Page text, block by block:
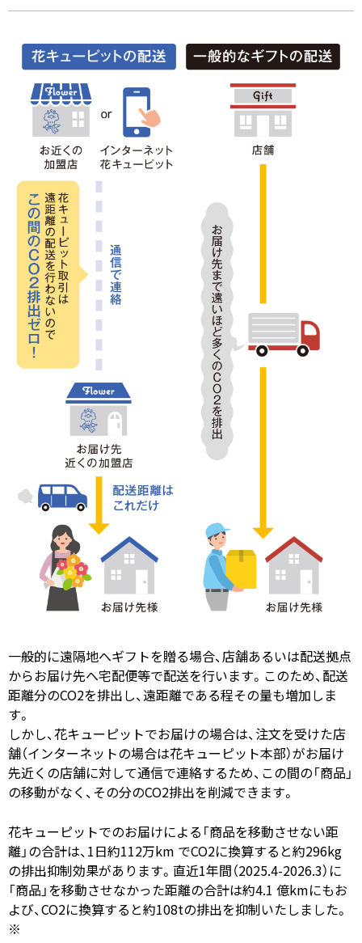
一般的に遠隔地へギフトを贈る場合、店舗あるいは配送拠点
からお届け先へ宅配便等で配送を行います。このため、配送
距離分のCO2を排出し、遠距離である程その量も増加しま
す。
しかし、花キューピットでお届けの場合は、注文を受けた店
舗（インターネットの場合は花キューピット本部）がお届け
先近くの店舗に対して通信で連絡するため、この間の「商品」
の移動がなく、その分のCO2排出を削減できます。
花キューピットでのお届けによる「商品を移動させない距
離」の合計は、1日約112万km でCO2に換算すると約296kg
の排出抑制効果があります。直近1年間（2025.4-2026.3）に
「商品」を移動させなかった距離の合計は約4.1 億kmにもお
よび、CO2に換算すると約108tの排出を抑制いたしました。
※